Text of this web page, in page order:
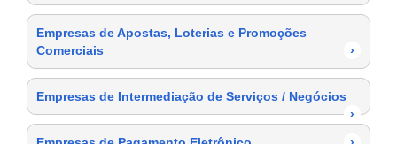
Empresas de Apostas, Loterias e Promoções
Comerciais
›
Empresas de Intermediação de Serviços / Negócios
›